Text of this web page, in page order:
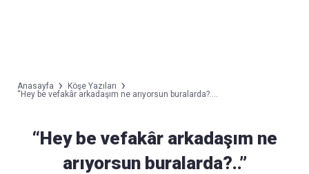
Anasayfa
Köşe Yazıları
“Hey be vefakâr arkadaşım ne arıyorsun buralarda?....
“Hey be vefakâr arkadaşım ne
arıyorsun buralarda?..”